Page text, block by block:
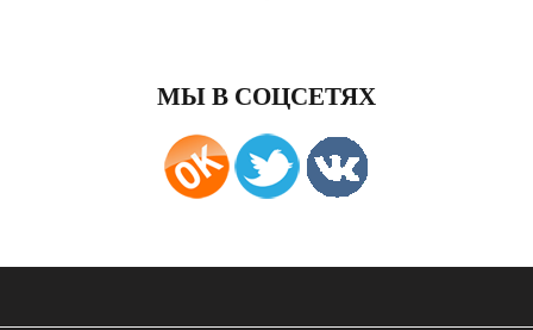
МЫ В СОЦСЕТЯХ